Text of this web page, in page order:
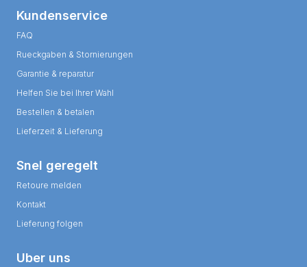
Kundenservice
FAQ
Rueckgaben & Stornierungen
Garantie & reparatur
Helfen Sie bei Ihrer Wahl
Bestellen & betalen
Lieferzeit & Lieferung
Snel geregelt
Retoure melden
Kontakt
Lieferung folgen
Uber uns